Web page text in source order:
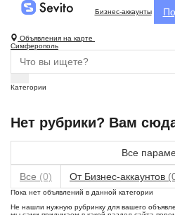
Бизнес-аккаунты
Объявления на карте
Симферополь
Категории
Нет рубрики? Вам
Все
Все (0) От Бизнес-аккаунтов
Пока нет объявлений в данной категории
Не нашли нужную рубринку для вашего